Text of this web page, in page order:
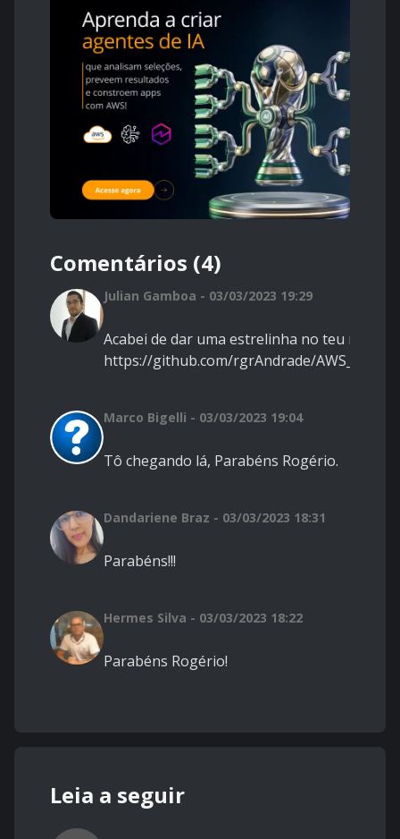
Comentários (4)
Julian Gamboa - 03/03/2023 19:29
Acabei de dar uma estrelinha no teu
https://github.com/rgrAndrade/
Marco Bigelli - 03/03/2023 19:04
Tô chegando lá, Parabéns Rogério.
Dandariene Braz - 03/03/2023 18:31
Parabéns!!!
Hermes Silva - 03/03/2023 18:22
Parabéns Rogério!
Leia a seguir